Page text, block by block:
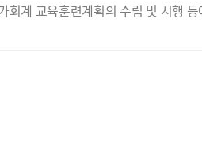
계 교육훈련계획의 수립 및 시행